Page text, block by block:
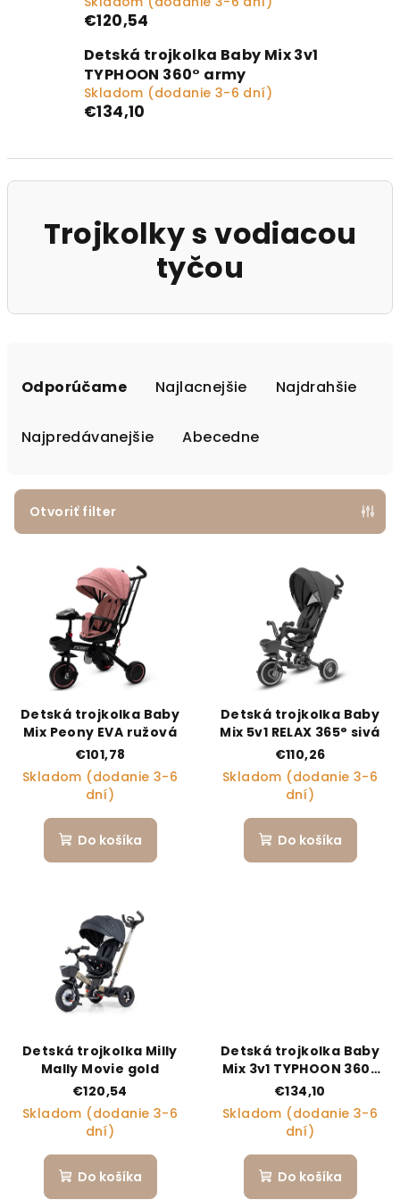
€120,54
Detská trojkolka Baby Mix 3v1
TYPHOON 360° army
Skladom (dodanie 3-6 dní)
€134,10
Trojkolky s vodiacou
tyčou
Odporúčame Najlacnejšie Najdrahšie
Najpredávanejšie Abecedne
Otvoriť filter
Výpis produktov
Detská trojkolka Baby
Mix Peony EVA ružová
€101,78
Skladom (dodanie 3-6
dní)
Do košíka
Detská trojkolka Baby
Mix 5v1 RELAX 365° sivá
€110,26
Skladom (dodanie 3-6
dní)
Do košíka
Detská trojkolka Milly
Mally Movie gold
€120,54
Skladom (dodanie 3-6
dní)
Do košíka
Detská trojkolka Baby
Mix 3v1 TYPHOON 360°
army
€134,10
Skladom (dodanie 3-6
dní)
Do košíka